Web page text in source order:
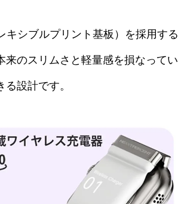
キシブルプリント基板）を採用する
来のスリムさと軽量感を損なってい
設計です。